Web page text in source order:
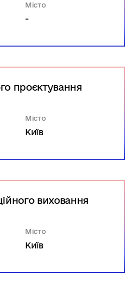
Місто
-
проєктування
Місто
Київ
виховання
Місто
Київ